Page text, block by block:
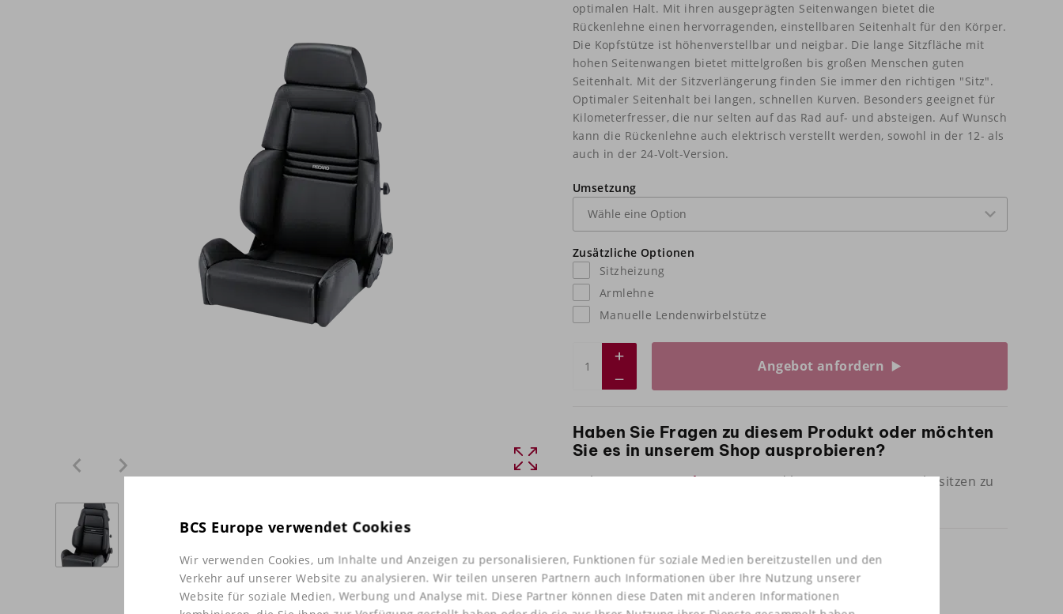
BCS Europe verwendet Cookies
Wir verwenden Cookies, um Inhalte und Anzeigen zu personalisieren, Funktionen für soziale Medien bereitzustellen und den
Verkehr auf unserer Website zu analysieren. Wir teilen unseren Partnern auch Informationen über Ihre Nutzung unserer
Website für soziale Medien, Werbung und Analyse mit. Diese Partner können diese Daten mit anderen Informationen
optimalen Halt. Mit ihren ausgeprägten Seitenwangen bietet die
Rückenlehne einen hervorragenden, einstellbaren Seitenhalt für den Körper.
Die Kopfstütze ist höhenverstellbar und neigbar. Die lange Sitzfläche mit
hohen Seitenwangen bietet mittelgroßen bis großen Menschen guten
Seitenhalt. Mit der Sitzverlängerung finden Sie immer den richtigen "Sitz".
Optimaler Seitenhalt bei langen, schnellen Kurven. Besonders geeignet für
Kilometerfresser, die nur selten auf das Rad auf- und absteigen. Auf Wunsch
kann die Rückenlehne auch elektrisch verstellt werden, sowohl in der 12- als
auch in der 24-Volt-Version.
Umsetzung
Zusätzliche Optionen
Sitzheizung
Armlehne
Manuelle Lendenwirbelstütze
Angebot anfordern
Haben Sie Fragen zu diesem Produkt oder möchten
Sie es in unserem Shop ausprobieren?
Nehmen SieKontaktmit uns und kommen Sie zum Probesitzen zu